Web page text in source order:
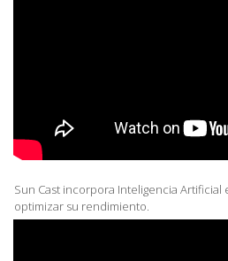
Sun Cast incorpora Inteligencia Artificial
optimizar su rendimiento.